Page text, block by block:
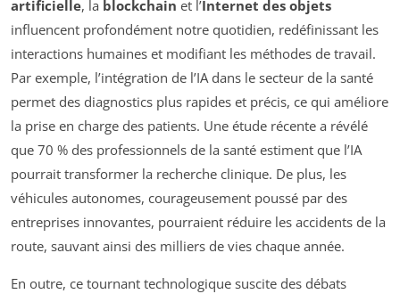
artificielle, la blockchain et l’Internet des objets
influencent profondément notre quotidien, redéfinissant les
interactions humaines et modifiant les méthodes de travail.
Par exemple, l’intégration de l’IA dans le secteur de la santé
permet des diagnostics plus rapides et précis, ce qui améliore
la prise en charge des patients. Une étude récente a révélé
que 70 % des professionnels de la santé estiment que l’IA
pourrait transformer la recherche clinique. De plus, les
véhicules autonomes, courageusement poussé par des
entreprises innovantes, pourraient réduire les accidents de la
route, sauvant ainsi des milliers de vies chaque année.
En outre, ce tournant technologique suscite des débats